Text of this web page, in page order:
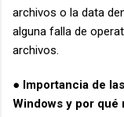
archivos o la data
alguna falla de
archivos.
● Importancia de
Windows y por qué